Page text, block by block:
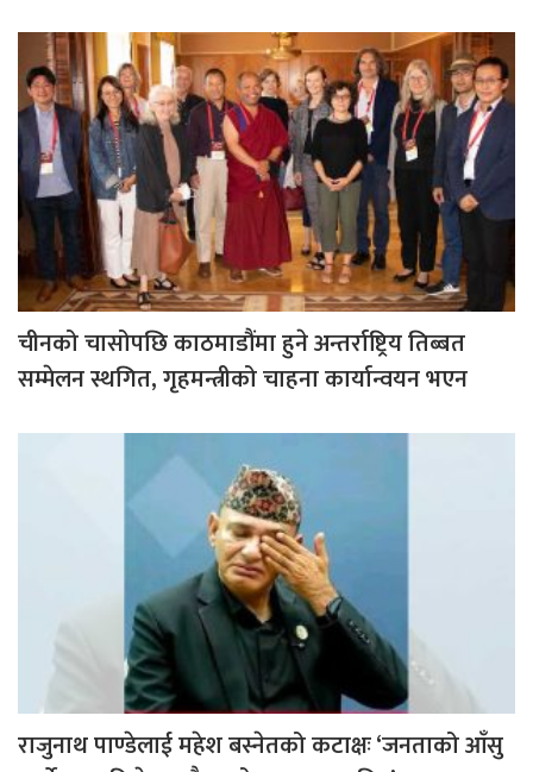
चीनको चासोपछि काठमाडौंमा हुने अन्तर्राष्ट्रिय तिब्बत
सम्मेलन स्थगित, गृहमन्त्रीको चाहना कार्यान्वयन भएन
राजुनाथ पाण्डेलाई महेश बस्नेतको कटाक्षः ‘जनताको आँसु